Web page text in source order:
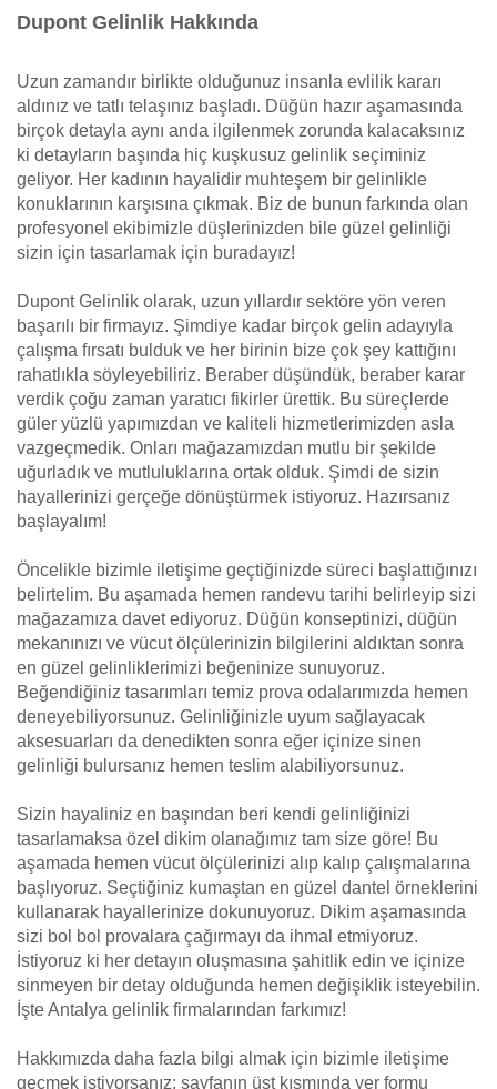
Dupont Gelinlik Hakkında
Uzun zamandır birlikte olduğunuz insanla evlilik kararı
aldınız ve tatlı telaşınız başladı. Düğün hazır aşamasında
birçok detayla aynı anda ilgilenmek zorunda kalacaksınız
ki detayların başında hiç kuşkusuz gelinlik seçiminiz
geliyor. Her kadının hayalidir muhteşem bir gelinlikle
konuklarının karşısına çıkmak. Biz de bunun farkında olan
profesyonel ekibimizle düşlerinizden bile güzel gelinliği
sizin için tasarlamak için buradayız!
Dupont Gelinlik olarak, uzun yıllardır sektöre yön veren
başarılı bir firmayız. Şimdiye kadar birçok gelin adayıyla
çalışma fırsatı bulduk ve her birinin bize çok şey kattığını
rahatlıkla söyleyebiliriz. Beraber düşündük, beraber karar
verdik çoğu zaman yaratıcı fikirler ürettik. Bu süreçlerde
güler yüzlü yapımızdan ve kaliteli hizmetlerimizden asla
vazgeçmedik. Onları mağazamızdan mutlu bir şekilde
uğurladık ve mutluluklarına ortak olduk. Şimdi de sizin
hayallerinizi gerçeğe dönüştürmek istiyoruz. Hazırsanız
başlayalım!
Öncelikle bizimle iletişime geçtiğinizde süreci başlattığınızı
belirtelim. Bu aşamada hemen randevu tarihi belirleyip sizi
mağazamıza davet ediyoruz. Düğün konseptinizi, düğün
mekanınızı ve vücut ölçülerinizin bilgilerini aldıktan sonra
en güzel gelinliklerimizi beğeninize sunuyoruz.
Beğendiğiniz tasarımları temiz prova odalarımızda hemen
deneyebiliyorsunuz. Gelinliğinizle uyum sağlayacak
aksesuarları da denedikten sonra eğer içinize sinen
gelinliği bulursanız hemen teslim alabiliyorsunuz.
Sizin hayaliniz en başından beri kendi gelinliğinizi
tasarlamaksa özel dikim olanağımız tam size göre! Bu
aşamada hemen vücut ölçülerinizi alıp kalıp çalışmalarına
başlıyoruz. Seçtiğiniz kumaştan en güzel dantel örneklerini
kullanarak hayallerinize dokunuyoruz. Dikim aşamasında
sizi bol bol provalara çağırmayı da ihmal etmiyoruz.
İstiyoruz ki her detayın oluşmasına şahitlik edin ve içinize
sinmeyen bir detay olduğunda hemen değişiklik isteyebilin.
İşte Antalya gelinlik firmalarından farkımız!
Hakkımızda daha fazla bilgi almak için bizimle iletişime
geçmek istiyorsanız; sayfanın üst kısmında yer formu